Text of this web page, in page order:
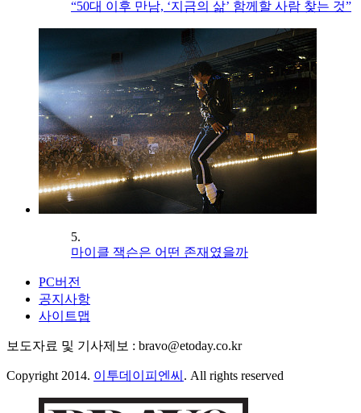
“50대 이후 만남, ‘지금의 삶’ 함께할 사람 찾는 것”
5.
마이클 잭슨은 어떤 존재였을까
PC버전
공지사항
사이트맵
보도자료 및 기사제보 : bravo@etoday.co.kr
Copyright 2014. 이투데이피엔씨 . All rights reserved